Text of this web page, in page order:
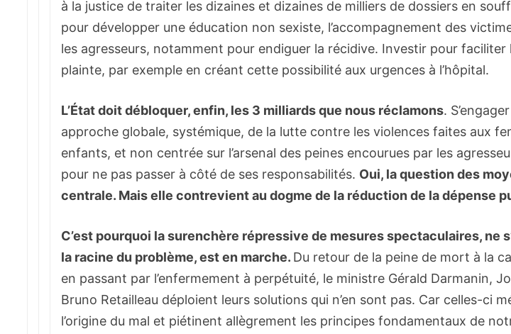
à la justice de traiter les dizaines et dizaines de milliers de dossiers en
pour développer une éducation non sexiste, l’accompagnement des
les agresseurs, notamment pour endiguer la récidive. Investir pour faciliter
plainte, par exemple en créant cette possibilité aux urgences à l’hôpital.
L’État doit débloquer, enfin, les 3 milliards que nous réclamons.
approche globale, systémique, de la lutte contre les violences faites aux
enfants, et non centrée sur l’arsenal des peines encourues par les
pour ne pas passer à côté de ses responsabilités. Oui, la question des
centrale. Mais elle contrevient au dogme de la réduction de la dépense
C’est pourquoi la surenchère répressive de mesures spectaculaires, ne
la racine du problème, est en marche. Du retour de la peine de mort à la
en passant par l’enfermement à perpétuité, le ministre Gérald Darmanin,
Bruno Retailleau déploient leurs solutions qui n’en sont pas. Car celles-ci
l’origine du mal et piétinent allègrement les principes fondamentaux de